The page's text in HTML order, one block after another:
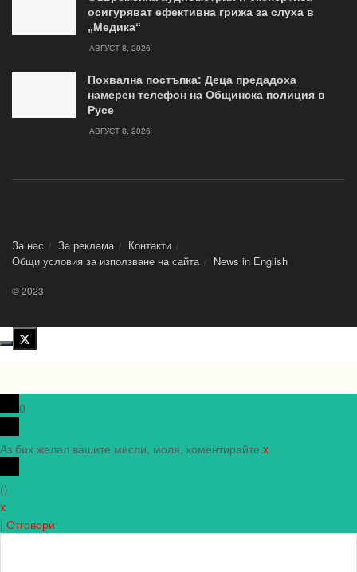
осигуряват ефективна грижа за слуха в
„Медика“
АВГУСТ 8, 2026
Похвална постъпка: Деца предадоха
намерен телефон на Общинска полиция в
Русе
АВГУСТ 8, 2026
За нас За реклама
Контакти
Общи условия за използване на сайта
News in Еnglish
© 2023
0
Аз бих желал вашите мисли, моля, коментирайте.x
()
x
| Отговори